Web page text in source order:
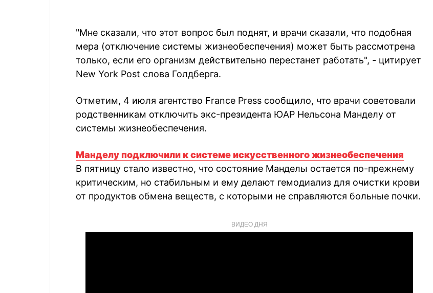
"Мне сказали, что этот вопрос был поднят, и врачи сказали, что подобная
мера (отключение системы жизнеобеспечения) может быть рассмотрена
только, если его организм действительно перестанет работать", - цитирует
New York Post слова Голдберга.
Отметим, 4 июля агентство France Press сообщило, что врачи советовали
родственникам отключить экс-президента ЮАР Нельсона Манделу от
системы жизнеобеспечения.
Манделу подключили к системе искусственного жизнеобеспечения
В пятницу стало известно, что состояние Манделы остается по-прежнему
критическим, но стабильным и ему делают гемодиализ для очистки крови
от продуктов обмена веществ, с которыми не справляются больные почки.
ВИДЕО ДНЯ